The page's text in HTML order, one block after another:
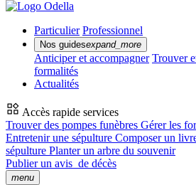
Particulier Professionnel
Nos guidesexpand_more
Anticiper et accompagner Trouver
formalités
Actualités
Accès rapide services
Trouver des pompes funèbres Gérer les
Entretenir une sépulture Composer un
sépulture Planter un arbre du souvenir
Publier un avis de décès
menu